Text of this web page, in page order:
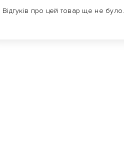
Відгуків про цей товар ще не було.